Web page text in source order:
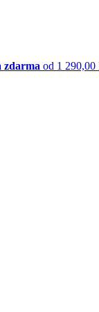
zdarma od 1 290,00